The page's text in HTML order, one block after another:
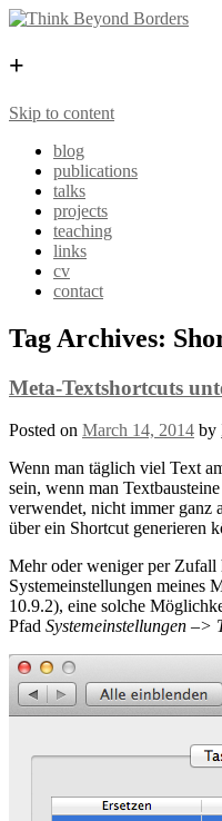
+
Skip to content
blog
publications
talks
projects
teaching
links
cv
contact
Tag Archives:
Meta-Textshortcuts
Posted on March 14, 2014 by
Wenn man täglich viel Text
sein, wenn man
verwendet, nicht immer ganz
über ein Shortcut generieren
Mehr oder weniger per Zufall
Systemeinstellungen meines
10.9.2), eine solche
Pfad Systemeinstellungen –>